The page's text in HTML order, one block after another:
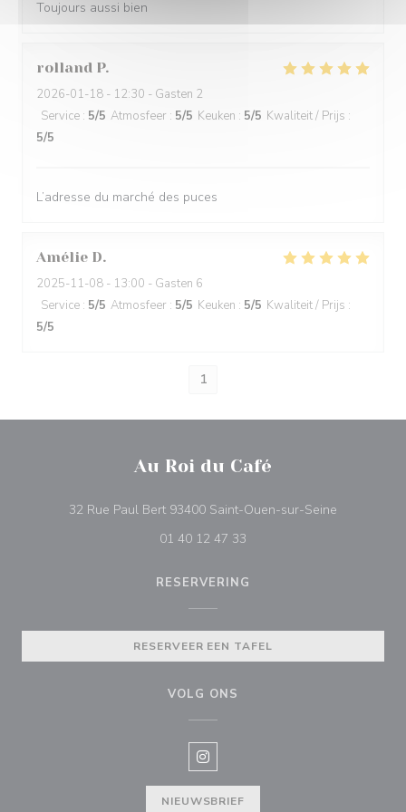
Toujours aussi bien
rolland P
2026-01-18 - 12:30 - Gasten 2
Service : 5/5 Atmosfeer : 5/5 Keuken : 5/5 Kwaliteit / Prijs :
5/5
L’adresse du marché des puces
Amélie D
2025-11-08 - 13:00 - Gasten 6
Service : 5/5 Atmosfeer : 5/5 Keuken : 5/5 Kwaliteit / Prijs :
5/5
1
Au Roi du Café
32 Rue Paul Bert 93400 Saint-Ouen-sur-Seine
01 40 12 47 33
RESERVERING
RESERVEER EEN TAFEL
VOLG ONS
Instagram ((opent in een nieuw
NIEUWSBRIEF